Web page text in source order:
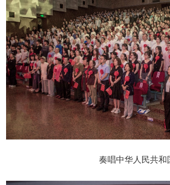
奏唱中华人民共和